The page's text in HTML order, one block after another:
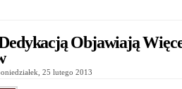
Objawiają
25 lutego 2013